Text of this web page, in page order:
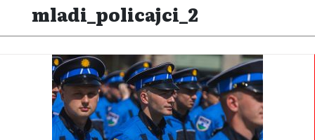
mladi_policajci_2